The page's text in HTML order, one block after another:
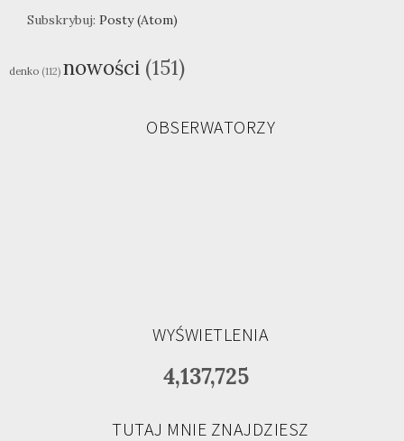
Subskrybuj: Posty (Atom)
denko (112) nowości (151)
OBSERWATORZY
WYŚWIETLENIA
4,137,725
TUTAJ MNIE ZNAJDZIESZ